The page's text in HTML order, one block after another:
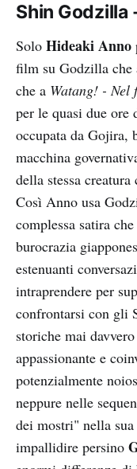
Shin Godzilla
Solo Hideaki Anno
film su Godzilla che
che a Watang! - Nel
per le quasi due ore
occupata da Gojira,
macchina
della stessa
Così Anno usa
complessa satira
burocrazia
estenuanti
intraprendere per
confrontarsi con gli
storiche mai
appassionante e
potenzialmente
neppure nelle
dei mostri" nella
impallidire persino